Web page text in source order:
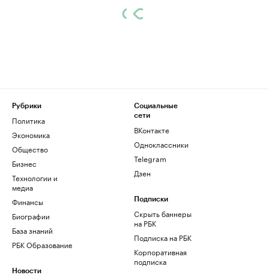
Рубрики
Политика
Экономика
Общество
Бизнес
Технологии и
медиа
Финансы
Биографии
База знаний
РБК Образование
Новости
Социальные
сети
ВКонтакте
Одноклассники
Telegram
Дзен
Подписки
Скрыть баннеры
на РБК
Подписка на РБК
Корпоративная
подписка